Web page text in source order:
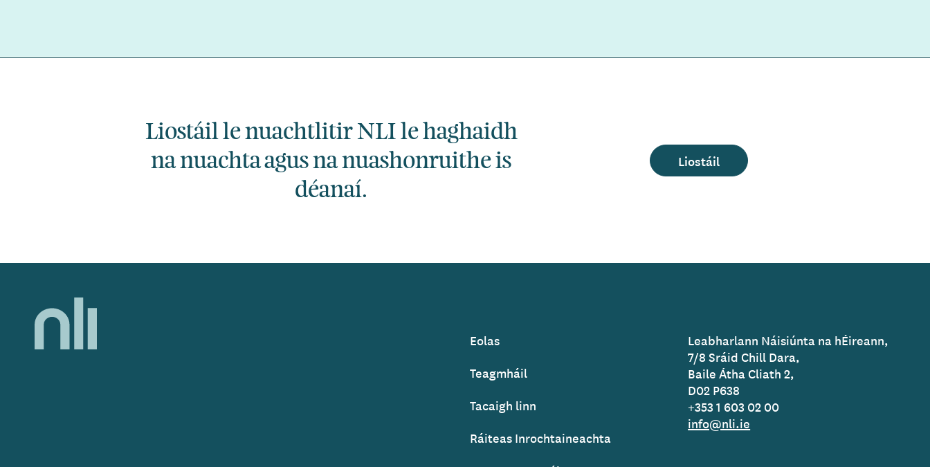
Liostáil le nuachtlitir NLI le haghaidh
na nuachta agus na nuashonruithe is
déanaí.
Liostáil
Home,
National
of
Footer
Eolas
Teagmháil
Tacaigh linn
Ráiteas Inrochtaineachta
Leabharlann Náisiúnta na hÉireann,
7/8 Sráid Chill Dara,
Baile Átha Cliath 2,
D02 P638
+353 1 603 02 00
info@nli.ie